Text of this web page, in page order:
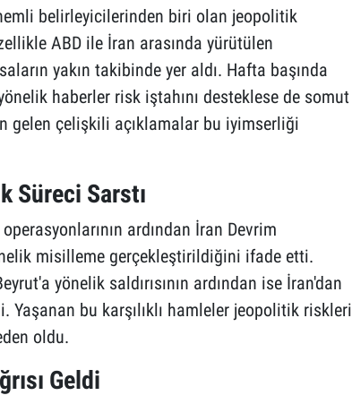
belirleyicilerinden biri olan jeopolitik
ABD ile İran arasında yürütülen
yakın takibinde yer aldı. Hafta başında
haberler risk iştahını desteklese de somut
gelen çelişkili açıklamalar bu iyimserliği
Süreci Sarstı
ardından İran Devrim
misilleme gerçekleştirildiğini ifade etti.
yönelik saldırısının ardından ise İran'dan
Yaşanan bu karşılıklı hamleler jeopolitik riskleri
oldu.
Geldi